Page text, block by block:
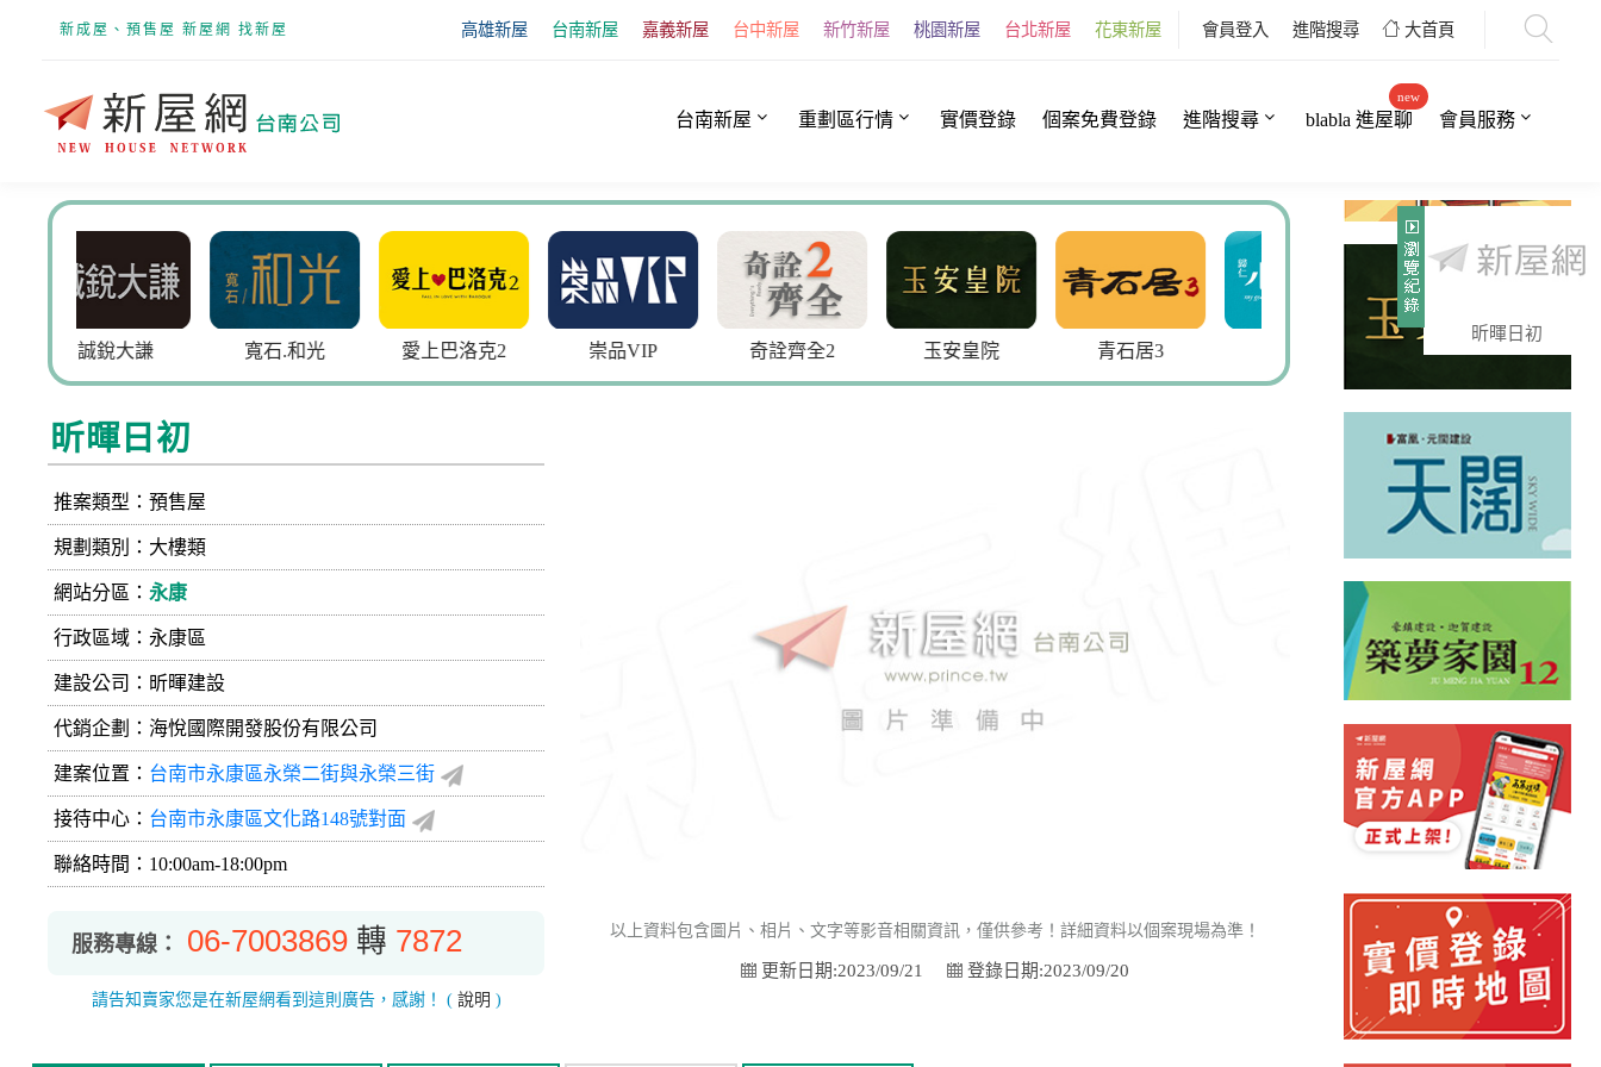
昕暉日初
新成屋、預售屋 新屋網 找新屋 高雄新屋 台南新屋 嘉義新屋 台中新屋 新竹新屋 桃園新屋 台北新屋 花東新屋 會員登入 進階搜尋 大首頁
台南新屋 重劃區行情 實價登錄 個案免費登錄 進階搜尋 blabla 進屋聊
new
會員服務
寬石.和光 愛上巴洛克2 崇品VIP 奇詮齊全2 玉安皇院 鄰語堂5
昕暉日初
推案類型：預售屋
規劃類別：大樓類
網站分區： 永康
行政區域：永康區
建設公司： 昕暉建設
代銷企劃：海悅國際開發股份有限公司
建案位置： 台南市永康區永榮二街與永榮三街
接待中心： 台南市永康區文化路148號對面
聯絡時間：10:00am-18:00pm
服務專線： 06-7003869 轉 7872
請告知賣家您是在新屋網看到這則廣告，感謝！ ( 說明 )
以上資料包含圖片、相片、文字等影音相關資訊，僅供參考！詳細資料以個案現場為準！
更新日期:2023/09/21 登錄日期:2023/09/20